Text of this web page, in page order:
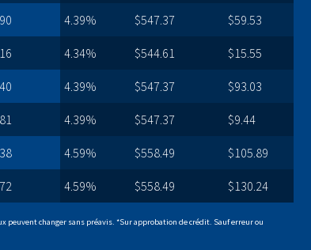
4.39% $547.37 $59.53
4.34% $544.61 $15.55
4.39% $547.37 $93.03
4.39% $547.37 $9.44
4.59% $558.49 $105.89
4.59% $558.49 $130.24
peuvent changer sans préavis. *Sur approbation de crédit. Sauf erreur ou